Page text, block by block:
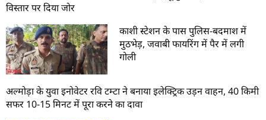
विस्तार पर दिया जोर
काशी स्टेशन के पास पुलिस-बदमाश में
मुठभेड़, जवाबी फायरिंग में पैर में लगी
गोली
अल्मोड़ा के युवा इनोवेटर रवि टम्टा ने बनाया इलेक्ट्रिक उड़न वाहन, 40 किमी
सफर 10-15 मिनट में पूरा करने का दावा